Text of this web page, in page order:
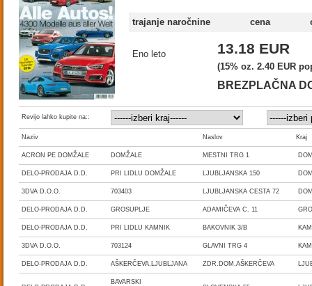
trajanje naročnine cena
Eno leto 13.18 EUR
(15% oz. 2.40 EUR
BREZPLAČNA
Revijo lahko kupite na::
Naziv Naslov Kraj
ACRON PE DOMŽALE DOMŽALE MESTNI TRG 1
DELO-PRODAJA D.D. PRI LIDLU DOMŽALE LJUBLJANSKA 150
3DVA D.O.O. 703403 LJUBLJANSKA CESTA 72
DELO-PRODAJA D.D. GROSUPLJE ADAMIČEVA C. 11
DELO-PRODAJA D.D. PRI LIDLU KAMNIK BAKOVNIK 3/B
3DVA D.O.O. 703124 GLAVNI TRG 4
DELO-PRODAJA D.D. AŠKERČEVA,LJUBLJANA ZDR.DOM,AŠKERČEVA
BAVARSKI